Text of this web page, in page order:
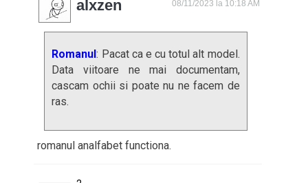
alxzen 08/11/2023 la 10:18 AM
Romanul: Pacat ca e cu totul alt model.
Data viitoare ne mai documentam,
cascam ochii si poate nu ne facem de
ras.
romanul analfabet functiona.